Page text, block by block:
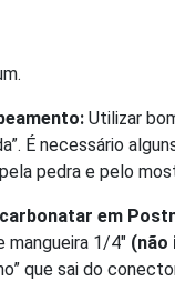
Utilizar
É necessário
pedra e pelo
em
1/4″ (não
que sai do